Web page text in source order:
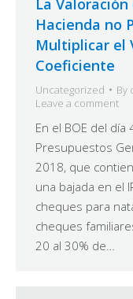
Hacienda no
Multiplicar el
Coeficiente
Uncategorized By
Leave a comment
En el BOE del
Presupuestos
2018, que
una bajada en el
cheques para
cheques
20 al 30% de…